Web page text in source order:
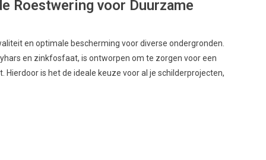
Roestwering voor Duurzame
en optimale bescherming voor diverse ondergronden.
en zinkfosfaat, is ontworpen om te zorgen voor een
is het de ideale keuze voor al je schilderprojecten,